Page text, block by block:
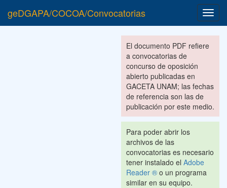
geDGAPA/COCOA/Convocatorias
El documento PDF refiere
a convocatorias de
concurso de oposición
abierto publicadas en
GACETA UNAM; las fechas
de referencia son las de
publicación por este medio.
Para poder abrir los
archivos de las
convocatorias es necesario
tener instalado el Adobe
Reader ® o un programa
similar en su equipo.